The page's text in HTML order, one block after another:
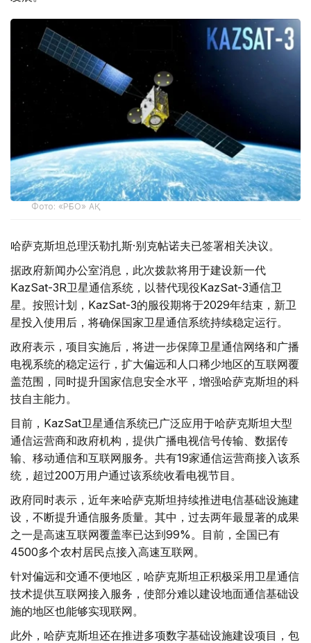
Фото: «РҒБО» АҚ
哈萨克斯坦总理沃勒扎斯·别克帖诺夫已签署相关决议。
据政府新闻办公室消息，此次拨款将用于建设新一代
KazSat-3R卫星通信系统，以替代现役KazSat-3通信卫
星。按照计划，KazSat-3的服役期将于2029年结束，新卫
星投入使用后，将确保国家卫星通信系统持续稳定运行。
政府表示，项目实施后，将进一步保障卫星通信网络和广播
电视系统的稳定运行，扩大偏远和人口稀少地区的互联网覆
盖范围，同时提升国家信息安全水平，增强哈萨克斯坦的科
技自主能力。
目前，KazSat卫星通信系统已广泛应用于哈萨克斯坦大型
通信运营商和政府机构，提供广播电视信号传输、数据传
输、移动通信和互联网服务。共有19家通信运营商接入该系
统，超过200万用户通过该系统收看电视节目。
政府同时表示，近年来哈萨克斯坦持续推进电信基础设施建
设，不断提升通信服务质量。其中，过去两年最显著的成果
之一是高速互联网覆盖率已达到99%。目前，全国已有
4500多个农村居民点接入高速互联网。
针对偏远和交通不便地区，哈萨克斯坦正积极采用卫星通信
技术提供互联网接入服务，使部分难以建设地面通信基础设
施的地区也能够实现联网。
此外，哈萨克斯坦还在推进多项数字基础设施建设项目，包